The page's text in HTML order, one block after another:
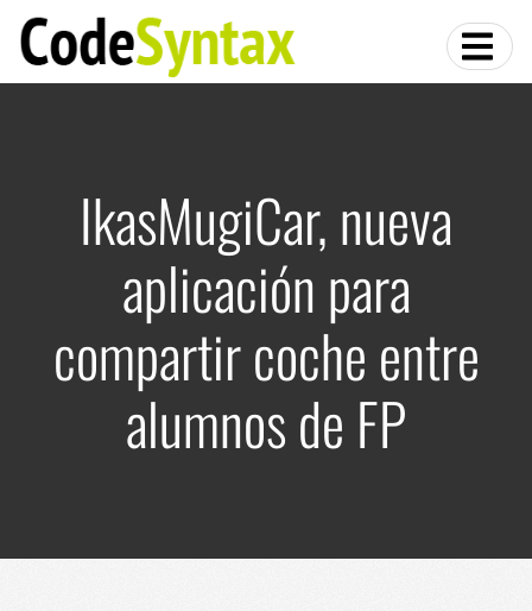
IkasMugiCar, nueva
aplicación para
compartir coche entre
alumnos de FP